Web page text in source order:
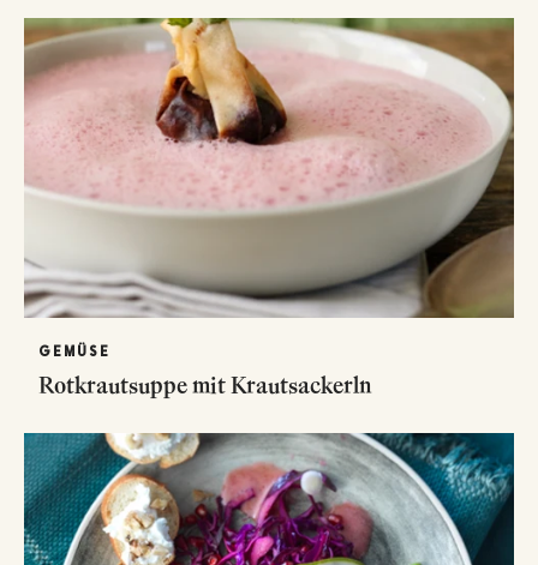
GEMÜSE
Rotkrautsuppe mit Krautsackerln